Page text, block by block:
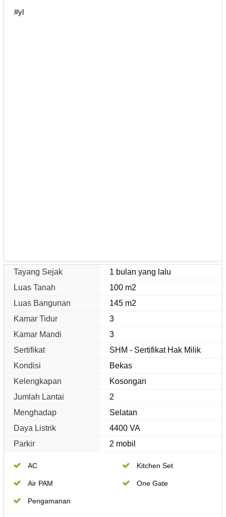
#yl
Tayang Sejak
1 bulan yang lalu
Luas Tanah
100 m2
Luas Bangunan
145 m2
Kamar Tidur
3
Kamar Mandi
3
Sertifikat
SHM - Sertifikat Hak Milik
Kondisi
Bekas
Kelengkapan
Kosongan
Jumlah Lantai
2
Menghadap
Selatan
Daya Listrik
4400 VA
Parkir
2 mobil
AC Kitchen Set
Air PAM One Gate
Pengamanan